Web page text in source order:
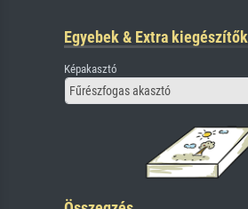
Egyebek & Extra kiegészítők
Képakasztó
Fűrészfogas akasztó